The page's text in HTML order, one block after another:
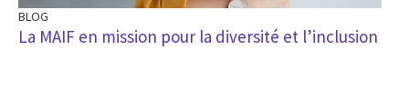
BLOG
La MAIF en mission pour la diversité et l’inclusion